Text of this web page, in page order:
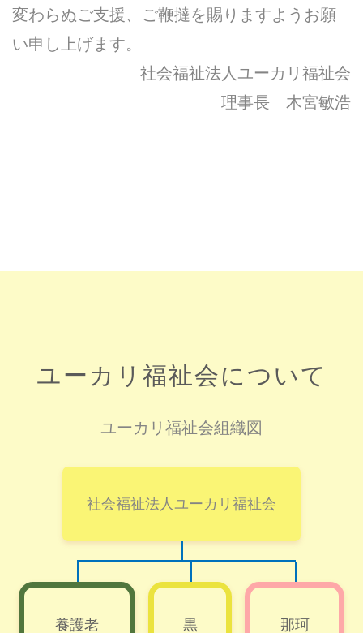
変わらぬご支援、ご鞭撻を賜りますようお願
い申し上げます。
社会福祉法人ユーカリ福祉会
理事長 木宮敏浩
ユーカリ福祉会について
ユーカリ福祉会組織図
社会福祉法人ユーカリ福祉会
養護老 黒 那珂